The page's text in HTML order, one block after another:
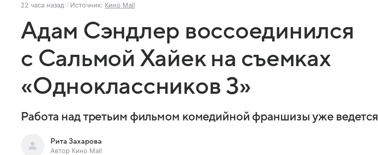
22 часа назад Источник: Кино Mail
Адам Сэндлер воссоединился
с Сальмой Хайек на съемках
«Одноклассников 3»
Работа над третьим фильмом комедийной франшизы уже ведется
Рита Захарова
Автор Кино Mail